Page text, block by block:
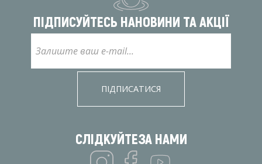
ПІДПИСУЙТЕСЬ НАНОВИНИ ТА АКЦІЇ
ПІДПИСАТИСЯ
СЛІДКУЙТЕЗА НАМИ